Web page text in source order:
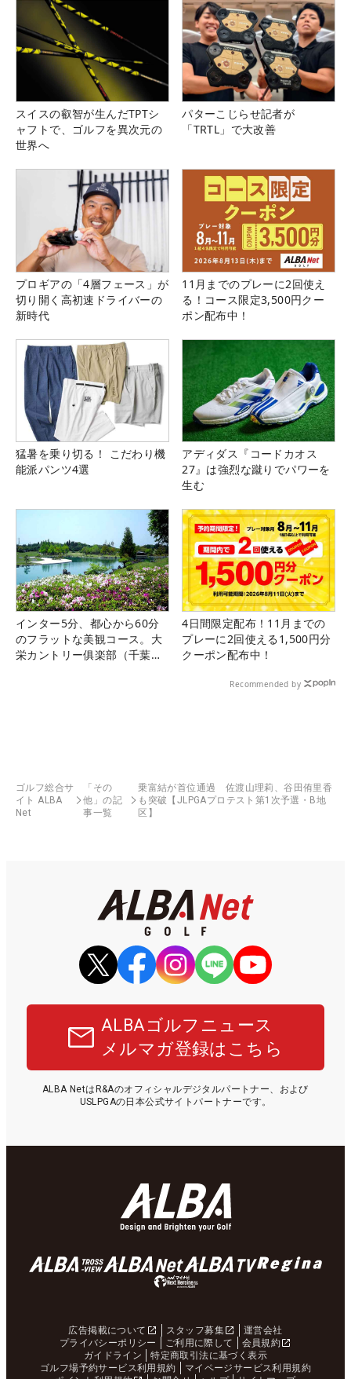
スイスの叡智が生んだTPTシ
ャフトで、ゴルフを異次元の
世界へ
パターこじらせ記者が
「TRTL」で大改善
プロギアの「4層フェース」が
切り開く高初速ドライバーの
新時代
11月までのプレーに2回使え
る！コース限定3,500円クー
ポン配布中！
猛暑を乗り切る！ こだわり機
能派パンツ4選
アディダス『コードカオス
27』は強烈な蹴りでパワーを
生む
インター5分、都心から60分
のフラットな美観コース。大
栄カントリー俱楽部（千葉
4日間限定配布！11月までの
プレーに2回使える1,500円分
クーポン配布中！
Recommended by
ゴルフ総合サ
イト ALBA
Net
「その
他」の記
事一覧
乗富結が首位通過 佐渡山理莉、谷田侑里香
も突破【JLPGAプロテスト第1次予選・B地
区】
ALBAゴルフニュース
メルマガ登録はこちら
ALBA NetはR&Aのオフィシャルデジタルパートナー、および
USLPGAの日本公式サイトパートナーです。
広告掲載について スタッフ募集
運営会社
プライバシーポリシー
ご利用に際して
会員規約
ガイドライン
特定商取引法に基づく表示
ゴルフ場予約サービス利用規約
マイページサービス利用規約